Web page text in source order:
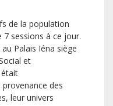
de la population
sessions à ce jour.
Palais Iéna siège
et
était
des
leur univers